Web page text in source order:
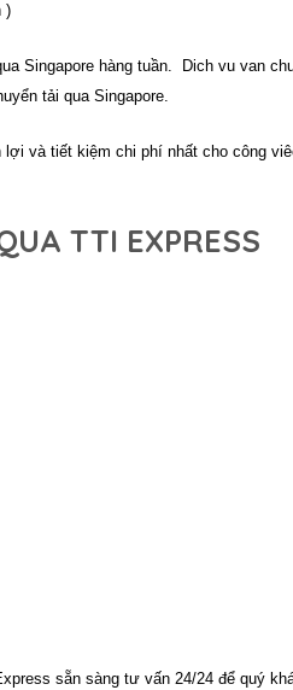
)
Singapore hàng tuần. Dich vu van
tải qua Singapore.
và tiết kiệm chi phí nhất cho công
TTI EXPRESS
sẵn sàng tư vấn 24/24 để quý